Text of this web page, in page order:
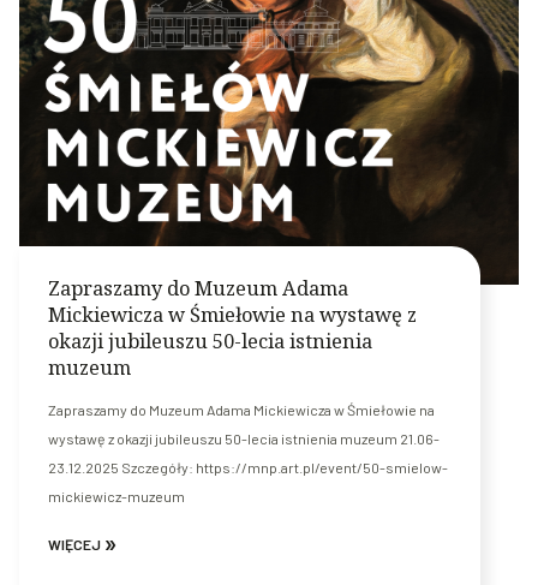
Zapraszamy do Muzeum Adama
Mickiewicza w Śmiełowie na wystawę z
okazji jubileuszu 50-lecia istnienia
muzeum
Zapraszamy do Muzeum Adama Mickiewicza w Śmiełowie na
wystawę z okazji jubileuszu 50-lecia istnienia muzeum 21.06-
23.12.2025 Szczegóły: https://mnp.art.pl/event/50-smielow-
mickiewicz-muzeum
WIĘCEJ